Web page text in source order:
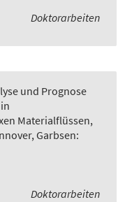
Doktorarbeiten
und Prognose
Materialflüssen,
Garbsen:
Doktorarbeiten